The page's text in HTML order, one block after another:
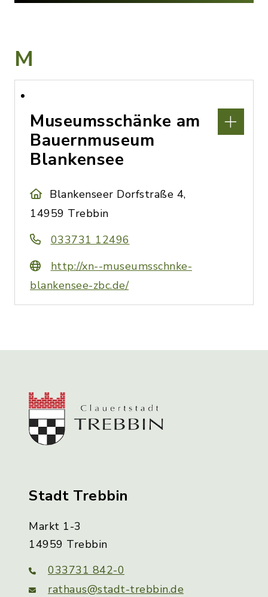
M
Museumsschänke am
Bauernmuseum
Blankensee
Blankenseer Dorfstraße 4,
14959 Trebbin
033731 12496
http://xn--museumsschnke-
blankensee-zbc.de/
Stadt Trebbin
Markt 1-3
14959 Trebbin
033731 842-0
rathaus@stadt-trebbin.de